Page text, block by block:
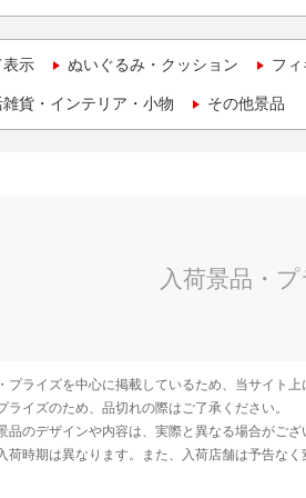
表示 ぬいぐるみ・クッション フ
貨・インテリア・小物 その他景品